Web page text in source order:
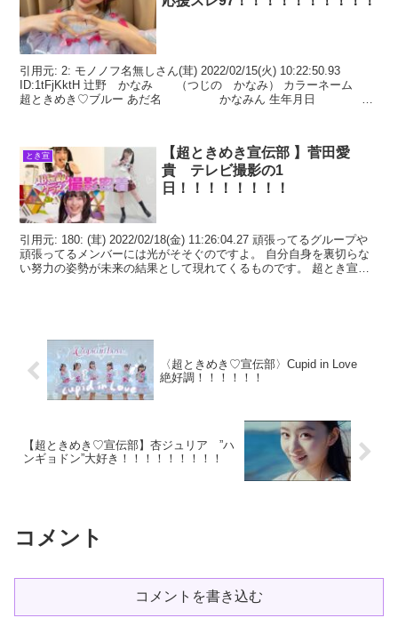
引用元: 2: モノノフ名無しさん(茸) 2022/02/15(火) 10:22:50.93
ID:1tFjKktH 辻野 かなみ （つじの かなみ） カラーネーム
超ときめき♡ブルー あだ名 かなみん 生年月日
とき宣
【超ときめき宣伝部 】菅田愛
貴 テレビ撮影の1
日！！！！！！！！
引用元: 180: (茸) 2022/02/18(金) 11:26:04.27 頑張ってるグループや
頑張ってるメンバーには光がそそぐのですよ。 自分自身を裏切らな
い努力の姿勢が未来の結果として現れてくるものです。 超とき宣の
〈超ときめき♡宣伝部〉Cupid in Love
絶好調！！！！！！
【超ときめき♡宣伝部】杏ジュリア ”ハ
ンギョドン”大好き！！！！！！！！！
コメント
コメントを書き込む